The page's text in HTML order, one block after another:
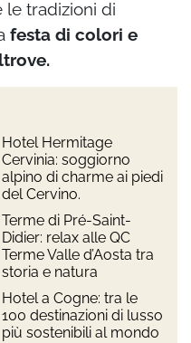
le tradizioni di
festa di colori e
Hotel Hermitage
Cervinia: soggiorno
alpino di charme ai piedi
del Cervino.
Terme di Pré-Saint-
Didier: relax alle QC
Terme Valle d’Aosta tra
storia e natura
Hotel a Cogne: tra le
100 destinazioni di lusso
più sostenibili al mondo